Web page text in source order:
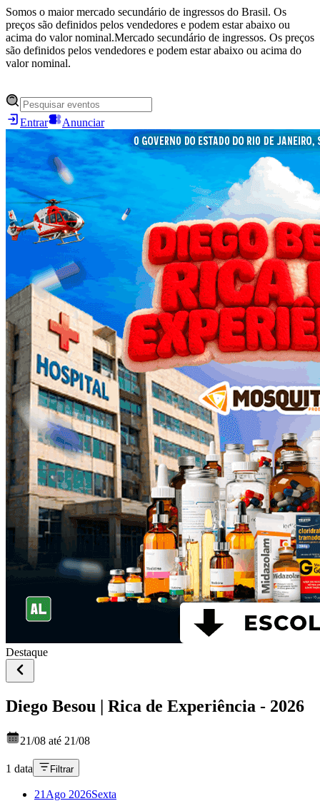
Somos o maior mercado secundário de ingressos do Brasil. Os
preços são definidos pelos vendedores e podem estar abaixo ou
acima do valor nominal.Mercado secundário de ingressos. Os preços
são definidos pelos vendedores e podem estar abaixo ou acima do
valor nominal.
Entrar Anunciar
Destaque
Diego Besou | Rica de Experiência - 2026
21/08 até 21/08
1 data Filtrar
21 Ago 2026Sexta